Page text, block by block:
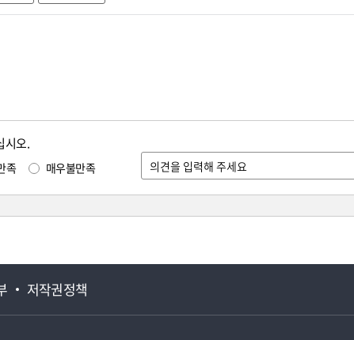
시오.
족 매우불만족
저작권정책